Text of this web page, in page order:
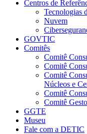
Centros de
Tecnologias
Nuvem
GOVTIC
Comitês
Comitê
Comitê
Comitê
Núcleos e
Comitê
Comitê
GGTE
Museu
Fale com a DETIC